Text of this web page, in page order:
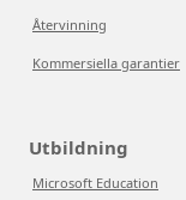
Återvinning
Kommersiella garantier
Utbildning
Microsoft Education